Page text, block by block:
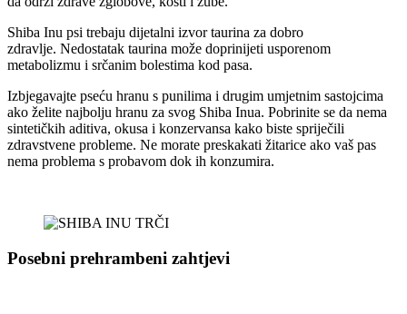
Shiba Inu psi trebaju dijetalni izvor taurina za dobro
zdravlje. Nedostatak taurina može doprinijeti usporenom
metabolizmu i srčanim bolestima kod pasa.
Izbjegavajte pseću hranu s punilima i drugim umjetnim sastojcima
ako želite najbolju hranu za svog Shiba Inua. Pobrinite se da nema
sintetičkih aditiva, okusa i konzervansa kako biste spriječili
zdravstvene probleme. Ne morate preskakati žitarice ako vaš pas
nema problema s probavom dok ih konzumira.
Posebni prehrambeni zahtjevi